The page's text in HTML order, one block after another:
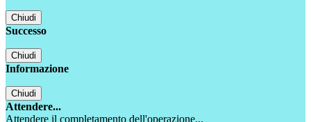
Chiudi
Successo
Chiudi
Informazione
Chiudi
Attendere...
Attendere il completamento dell'operazione...